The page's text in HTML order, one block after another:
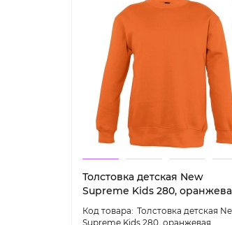
Толстовка детская New
Supreme Kids 280,
Толстовка детская
Supreme Kids 280, оранжевая